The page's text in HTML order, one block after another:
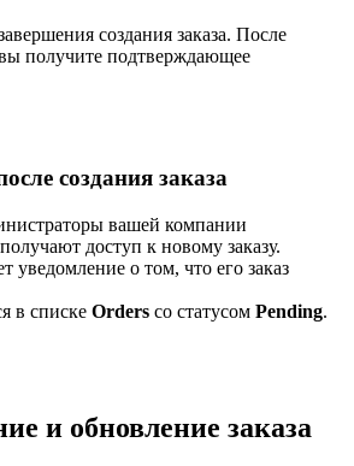
создания заказа. После
получите подтверждающее
создания заказа
вашей компании
доступ к новому заказу.
уведомление о том, что его заказ
в списке Orders со статусом Pending.
и обновление заказа